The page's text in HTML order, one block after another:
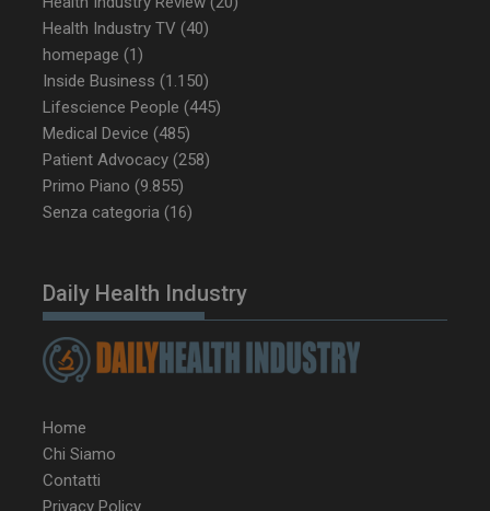
Health Industry TV (40)
homepage (1)
Inside Business (1.150)
Lifescience People (445)
Medical Device (485)
Patient Advocacy (258)
Primo Piano (9.855)
Senza categoria (16)
Daily Health Industry
Home
Chi Siamo
Contatti
Privacy Policy
_ga_Z2VT792F98
tracking-sites-
ironfish-tracking-
CookieScriptConsent
CookieScript
www.dailyhealthindustry.it
5 mesi 3